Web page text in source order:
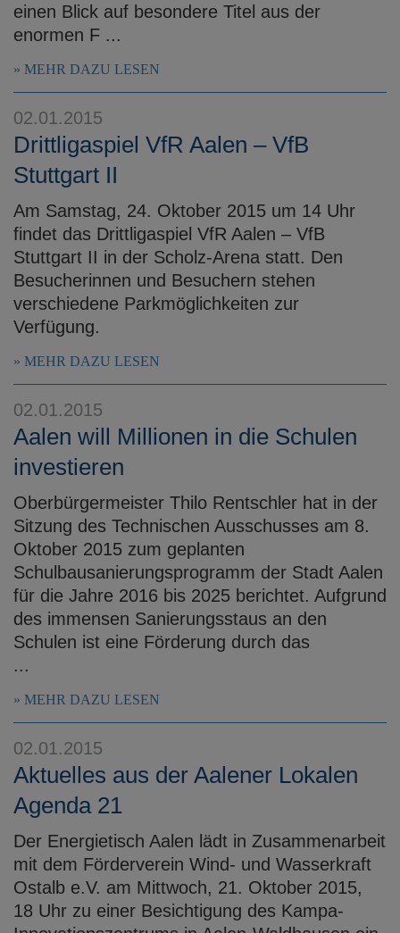
einen Blick auf besondere Titel aus der
enormen F ...
MEHR DAZU LESEN
02.01.2015
Drittligaspiel VfR Aalen – VfB
Stuttgart II
Am Samstag, 24. Oktober 2015 um 14 Uhr
findet das Drittligaspiel VfR Aalen – VfB
Stuttgart II in der Scholz-Arena statt. Den
Besucherinnen und Besuchern stehen
verschiedene Parkmöglichkeiten zur
Verfügung.
MEHR DAZU LESEN
02.01.2015
Aalen will Millionen in die Schulen
investieren
Oberbürgermeister Thilo Rentschler hat in der
Sitzung des Technischen Ausschusses am 8.
Oktober 2015 zum geplanten
Schulbausanierungsprogramm der Stadt Aalen
für die Jahre 2016 bis 2025 berichtet. Aufgrund
des immensen Sanierungsstaus an den
Schulen ist eine Förderung durch das
...
MEHR DAZU LESEN
02.01.2015
Aktuelles aus der Aalener Lokalen
Agenda 21
Der Energietisch Aalen lädt in Zusammenarbeit
mit dem Förderverein Wind- und Wasserkraft
Ostalb e.V. am Mittwoch, 21. Oktober 2015,
18 Uhr zu einer Besichtigung des Kampa-